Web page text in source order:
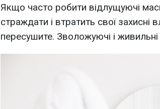
Якщо часто робити відлущуючі
страждати і втратить свої захисні
пересушите. Зволожуючі і